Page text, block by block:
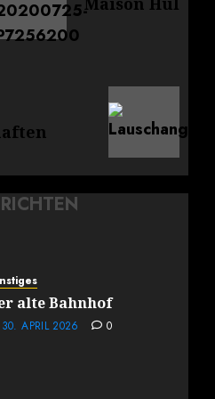
alte Bahnhof
30. APRIL 2026 0